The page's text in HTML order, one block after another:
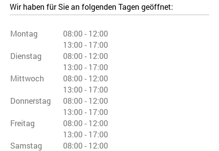
Wir haben für Sie an folgenden Tagen geöffnet:
Montag 08:00 - 12:00
13:00 - 17:00
Dienstag
08:00 - 12:00
13:00 - 17:00
Mittwoch
08:00 - 12:00
13:00 - 17:00
Donnerstag
08:00 - 12:00
13:00 - 17:00
Freitag
08:00 - 12:00
13:00 - 17:00
Samstag
08:00 - 12:00